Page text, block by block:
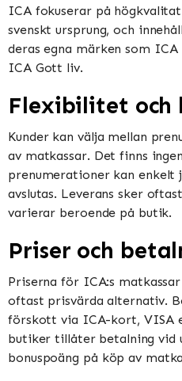
ICA fokuserar på
svenskt ursprung, och
deras egna märken som
ICA Gott liv​​.
Flexibilitet och
Kunder kan välja mellan
av matkassar. Det finns
prenumerationer kan enkelt
avslutas. Leverans sker
varierar beroende på butik​​​​.
Priser och
Priserna för ICA:s
oftast prisvärda alternativ.
förskott via ICA-kort, VISA
butiker tillåter betalning vid
bonuspoäng på köp av